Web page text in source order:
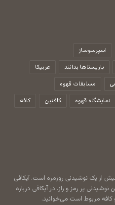
اسپرسوساز
باریستاها بدانند
عربیکا
مسابقات قهوه
نمایشگاه قهوه کافئین
کافه
از یک نوشیدنی روزمره است. آیکافی
پر رمز و راز. در آیکافی درباره
کافه مربوط است می‌خوانید.